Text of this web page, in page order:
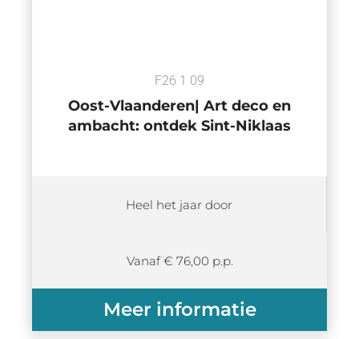
F26 1 09
Oost-Vlaanderen| Art deco en
ambacht: ontdek Sint-Niklaas
Heel het jaar door
Vanaf € 76,00 p.p.
Meer informatie